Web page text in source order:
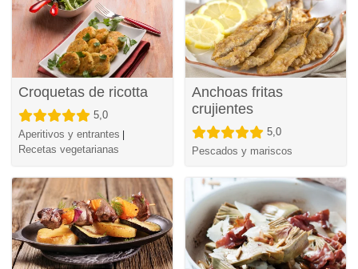
Croquetas de ricotta
5,0
Aperitivos y entrantes
Recetas vegetarianas
Anchoas fritas
crujientes
5,0
Pescados y mariscos